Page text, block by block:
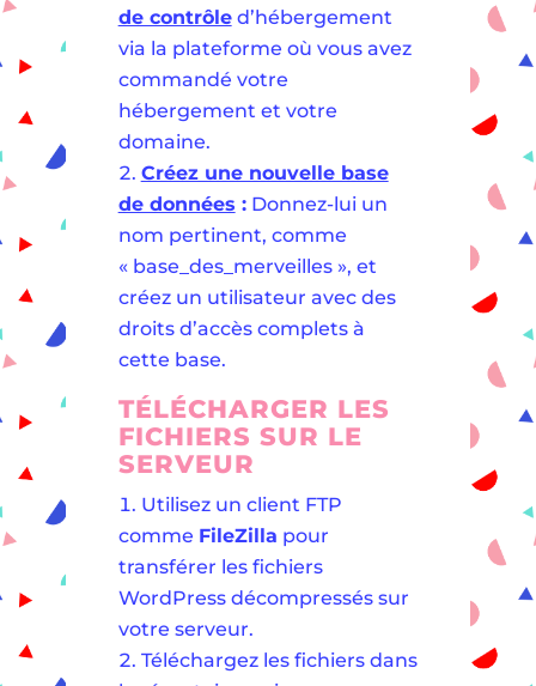
de contrôled’hébergement
via la plateforme où vous avez
commandé votre
hébergement et votre
domaine.
Créez une nouvelle base
de données :Donnez-lui un
nom pertinent, comme
« base_des_merveilles », et
créez un utilisateur avec des
droits d’accès complets à
cette base.
TÉLÉCHARGER LES
FICHIERS SUR LE
SERVEUR
Utilisez un client FTP
comme FileZilla pour
transférer les fichiers
WordPress décompressés sur
votre serveur.
Téléchargez les fichiers dans